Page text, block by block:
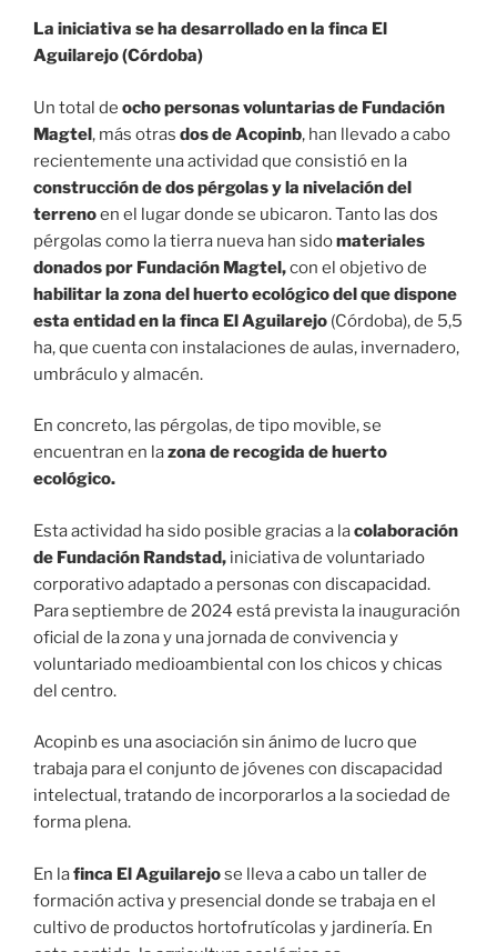
La iniciativa se ha desarrollado en la finca El
Aguilarejo (Córdoba)
Un total de ocho personas voluntarias de Fundación
Magtel, más otras dos de Acopinb, han llevado a cabo
recientemente una actividad que consistió en la
construcción de dos pérgolas y la nivelación del
terrenoen el lugar donde se ubicaron. Tanto las dos
pérgolas como la tierra nueva han sidomateriales
donados por Fundación Magtel,con el objetivo de
habilitar la zona del huerto ecológico del que dispone
esta entidad en la finca El Aguilarejo (Córdoba), de 5,5
ha, que cuenta con instalaciones de aulas, invernadero,
umbráculo y almacén.
En concreto, las pérgolas, de tipo movible, se
encuentran en lazona de recogida de huerto
ecológico.
Esta actividad ha sido posible gracias a lacolaboración
de Fundación Randstad, iniciativa de voluntariado
corporativo adaptado a personas con discapacidad.
Para septiembre de 2024 está prevista la inauguración
oficial de la zona y una jornada de convivencia y
voluntariado medioambiental con los chicos y chicas
del centro.
Acopinb es una asociación sin ánimo de lucro que
trabaja para el conjunto de jóvenes con discapacidad
intelectual, tratando de incorporarlos a la sociedad de
forma plena.
En lafinca El Aguilarejose lleva a cabo un taller de
formación activa y presencial donde se trabaja en el
cultivo de productos hortofrutícolas y jardinería. En